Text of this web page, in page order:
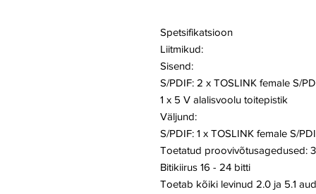
Spetsifikatsioon
Liitmikud:
Sisend:
S/PDIF: 2 x TOSLINK female S/
1 x 5 V alalisvoolu toitepistik
Väljund:
S/PDIF: 1 x TOSLINK female S/
Toetatud proovivõtusagedused:
Bitikiirus 16 - 24 bitti
Toetab kõiki levinud 2.0 ja 5.1